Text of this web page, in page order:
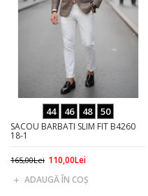
44 46 48 50
SACOU BARBATI SLIM FIT B4260
18-1
165,00Lei 110,00Lei
ADAUGĂ ÎN COŞ